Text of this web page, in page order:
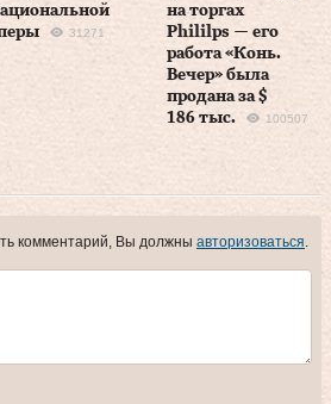
31271
на торгах
Phililps — его
работа «Конь.
Вечер» была
продана за $
186 тыс.
100507
комментарий, Вы должны авторизоваться.